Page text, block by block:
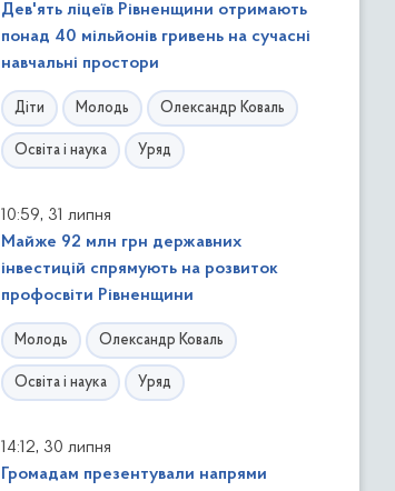
Дев'ять ліцеїв Рівненщини отримають
понад 40 мільйонів гривень на сучасні
навчальні простори
Діти Молодь Олександр Коваль
Освіта і наука Уряд
10:59, 31 липня
Майже 92 млн грн державних
інвестицій спрямують на розвиток
профосвіти Рівненщини
Молодь Олександр Коваль
Освіта і наука Уряд
14:12, 30 липня
Громадам презентували напрями